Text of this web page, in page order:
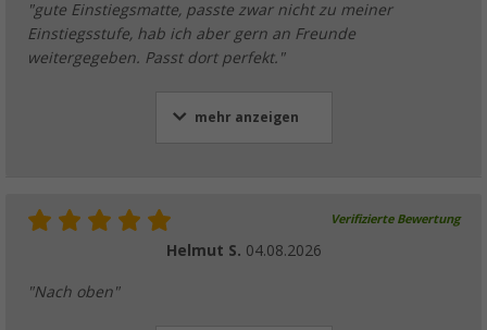
"gute Einstiegsmatte, passte zwar nicht zu meiner
Einstiegsstufe, hab ich aber gern an Freunde
weitergegeben. Passt dort perfekt."
mehr anzeigen
Verifizierte Bewertung
Helmut S. 04.08.2026
"Nach oben"